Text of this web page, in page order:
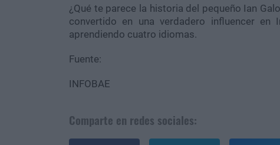
¿Qué te parece la historia del pequeño Ian
convertido en una verdadero influencer
aprendiendo cuatro idiomas.
Fuente:
INFOBAE
Comparte en redes sociales: